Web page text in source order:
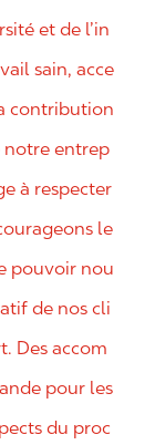
et de l’in
sain, acce
contribution
notre entrep
à respecter
le
pouvoir nou
de nos cli
Des accom
pour les
du proc